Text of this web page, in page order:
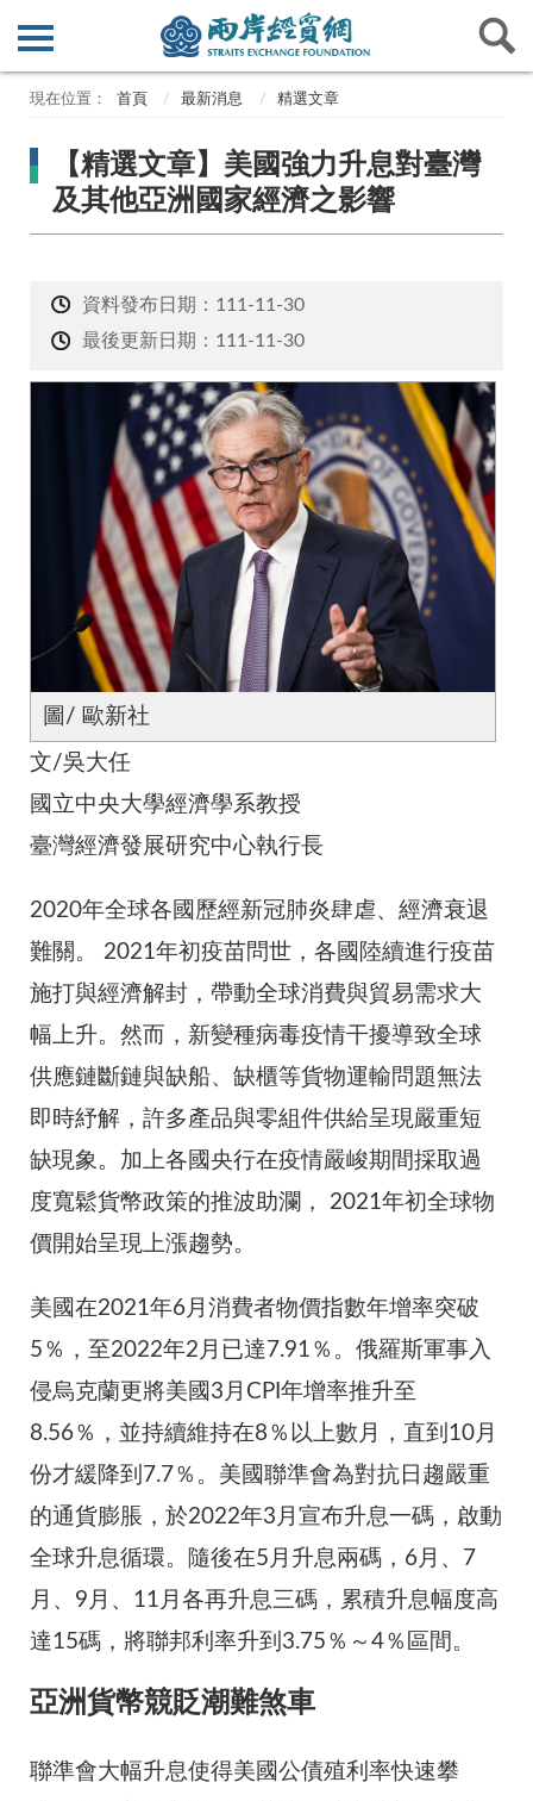
首頁 最新消息 精選文章
【精選文章】美國強力升息對臺灣
及其他亞洲國家經濟之影響
資料發布日期：111-11-30
最後更新日期：111-11-30
圖/ 歐新社
文/吳大任
國立中央大學經濟學系教授
臺灣經濟發展研究中心執行長
2020年全球各國歷經新冠肺炎肆虐、經濟衰退
難關。 2021年初疫苗問世，各國陸續進行疫苗
施打與經濟解封，帶動全球消費與貿易需求大
幅上升。然而，新變種病毒疫情干擾導致全球
供應鏈斷鏈與缺船、缺櫃等貨物運輸問題無法
即時紓解，許多產品與零組件供給呈現嚴重短
缺現象。加上各國央行在疫情嚴峻期間採取過
度寬鬆貨幣政策的推波助瀾， 2021年初全球物
價開始呈現上漲趨勢。
美國在2021年6月消費者物價指數年增率突破
5％，至2022年2月已達7.91％。俄羅斯軍事入
侵烏克蘭更將美國3月CPI年增率推升至
8.56％，並持續維持在8％以上數月，直到10月
份才緩降到7.7％。美國聯準會為對抗日趨嚴重
的通貨膨脹，於2022年3月宣布升息一碼，啟動
全球升息循環。隨後在5月升息兩碼，6月、7
月、9月、11月各再升息三碼，累積升息幅度高
達15碼，將聯邦利率升到3.75％～4％區間。
亞洲貨幣競貶潮難煞車
聯準會大幅升息使得美國公債殖利率快速攀